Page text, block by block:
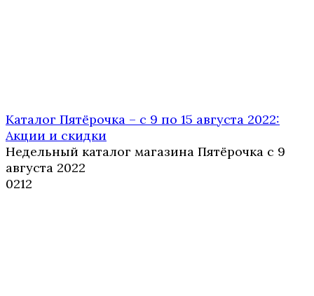
Каталог Пятёрочка – с 9 по 15 августа 2022:
Акции и скидки
Недельный каталог магазина Пятёрочка с 9
августа 2022
0212